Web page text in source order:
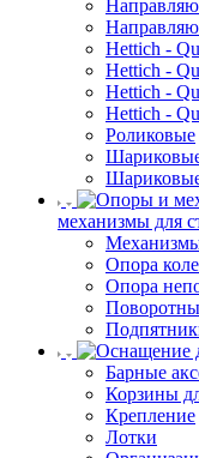
Hettich -
Hettich -
Hettich -
Hettich -
Роликовые
механизмы для
Опора
Опора
Барные
Корзины
Крепление
Лотки